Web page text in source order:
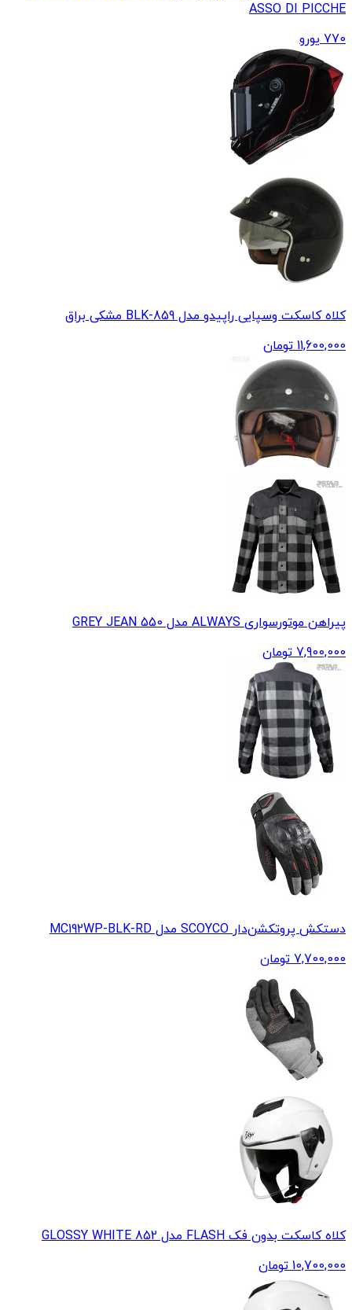
ASSO DI PICCHE
770 یورو
کلاه کاسکت وسپایی راپیدو مدل 859-BLK مشکی براق
11,600,000 تومان
پیراهن موتورسواری ALWAYS مدل 550 GREY JEAN
7,900,000 تومان
دستکش پروتکشن‌دار SCOYCO مدل MC192WP-BLK-RD
7,700,000 تومان
کلاه کاسکت بدون فک FLASH مدل 852 GLOSSY WHITE
10,700,000 تومان